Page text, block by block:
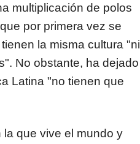
multiplicación de polos
por primera vez se
la misma cultura "ni
No obstante, ha dejado
Latina "no tienen que
que vive el mundo y